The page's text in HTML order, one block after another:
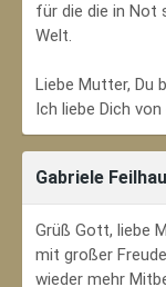
für die die in Not
Welt.
Liebe Mutter, Du
Ich liebe Dich
Gabriele
Grüß Gott, liebe
mit großer
wieder mehr